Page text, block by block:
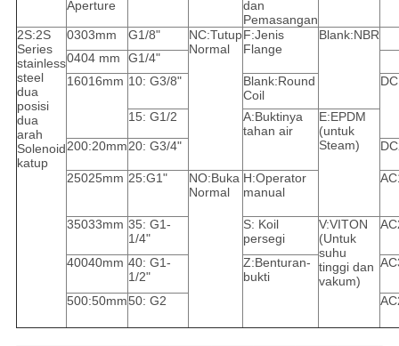
Aperture
dan
Pemasangan
2S:2S
Series
stainless
steel
dua
posisi
dua
arah
Solenoid
katup
0303mm G1/8"
NC:Tutup
Normal
F:Jenis
Flange
Blank:NBR
0404 mm
G1/4"
16016mm 10: G3/8"
Blank:Round
Coil
15: G1/2
A:Buktinya
tahan air
E:EPDM
(untuk
Steam)
200:20mm20: G3/4"
25025mm 25:G1"
NO:Buka
Normal
H:Operator
manual
35033mm 35: G1-
1/4"
S: Koil
persegi
V:VITON
(Untuk
suhu
tinggi dan
vakum)
40040mm 40: G1-
1/2"
Z:Benturan-
bukti
500:50mm50: G2